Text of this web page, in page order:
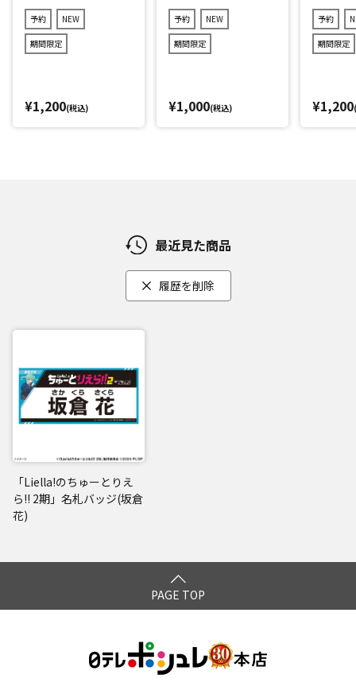
予約 NEW
期間限定
¥1,200(税込)
予約 NEW
期間限定
¥1,000(税込)
予約
期間限定
¥1,200
最近見た商品
履歴を削除
「Liella!のちゅーとりえ
ら!! 2期」名札バッジ(坂倉
花)
PAGE TOP